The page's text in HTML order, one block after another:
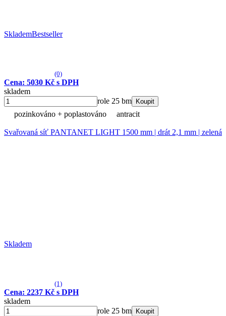
SklademBestseller
(0)
Cena: 5030 Kč s DPH
skladem
role 25 bm
Koupit
pozinkováno + poplastováno antracit
Svařovaná síť PANTANET LIGHT 1500 mm | drát 2,1 mm | zelená
Skladem
(1)
Cena: 2237 Kč s DPH
skladem
role 25 bm
Koupit